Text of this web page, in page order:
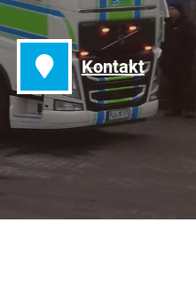
Kontakt